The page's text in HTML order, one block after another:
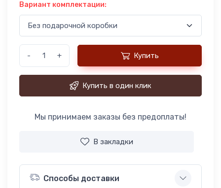
Вариант комплектации:
- + Купить
Купить в один клик
Мы принимаем заказы без предоплаты!
В закладки
Способы доставки